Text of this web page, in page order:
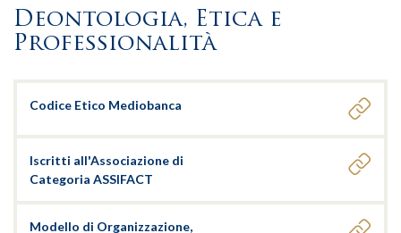
Deontologia, Etica e
Professionalità
Codice Etico Mediobanca
Iscritti all'Associazione di
Categoria ASSIFACT
Modello di Organizzazione,